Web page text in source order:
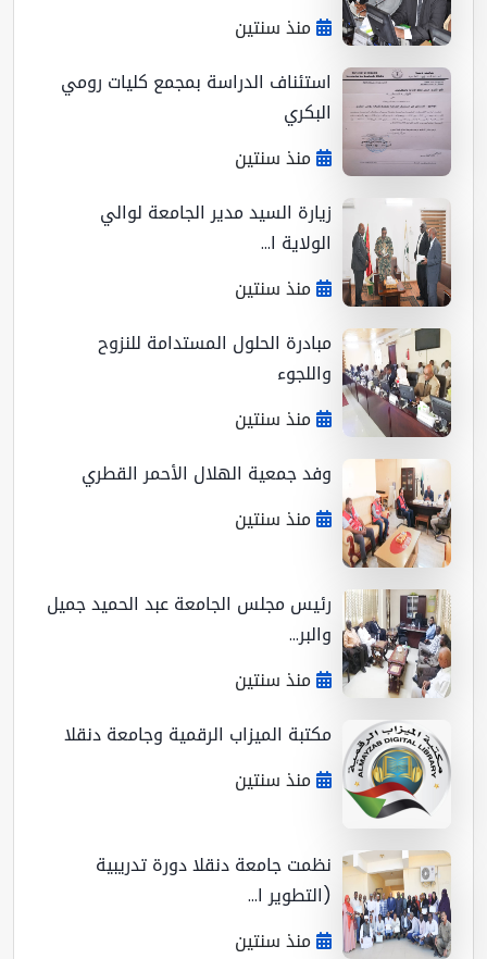
منذ سنتين
استئناف الدراسة بمجمع كليات رومي
البكري
منذ سنتين
زيارة السيد مدير الجامعة لوالي
الولاية ا...
منذ سنتين
مبادرة الحلول المستدامة للنزوح
واللجوء
منذ سنتين
وفد جمعية الهلال الأحمر القطري
منذ سنتين
رئيس مجلس الجامعة عبد الحميد جميل
والبر...
منذ سنتين
مكتبة الميزاب الرقمية وجامعة دنقلا
منذ سنتين
نظمت جامعة دنقلا دورة تدريبية
(التطوير ا...
منذ سنتين